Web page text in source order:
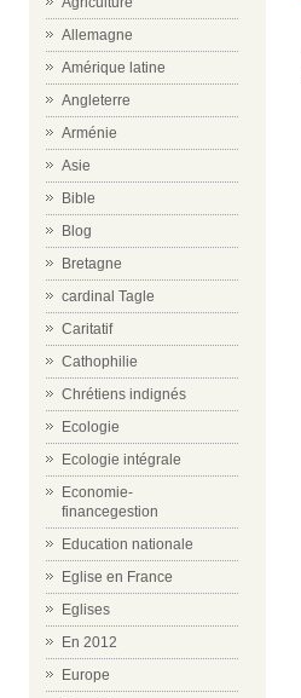
Allemagne
Amérique latine
Angleterre
Arménie
Asie
Bible
Blog
Bretagne
cardinal Tagle
Caritatif
Cathophilie
Chrétiens indignés
Ecologie
Ecologie intégrale
Economie-
financegestion
Education nationale
Eglise en France
Eglises
En 2012
Europe